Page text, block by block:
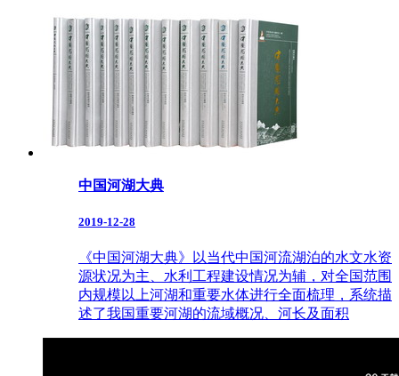
中国河湖大典
2019-12-28
《中国河湖大典》以当代中国河流湖泊的水文水资
源状况为主、水利工程建设情况为辅，对全国范围
内规模以上河湖和重要水体进行全面梳理，系统描
述了我国重要河湖的流域概况、河长及面积